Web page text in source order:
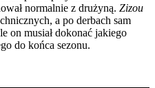
normalnie z drużyną. Zizou
a po derbach sam
on musiał dokonać jakiego
do końca sezonu.